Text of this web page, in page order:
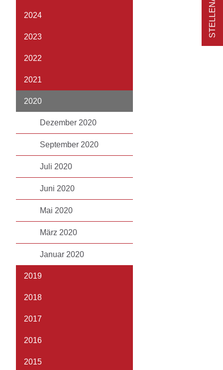
2024
2023
2022
2021
2020
Dezember 2020
September 2020
Juli 2020
Juni 2020
Mai 2020
März 2020
Januar 2020
2019
2018
2017
2016
2015